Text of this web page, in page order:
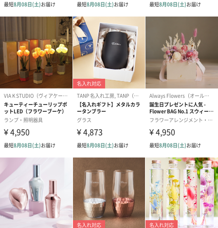
プリザーブドフラワー
ブーケ（ピンク）
（2,580円）
プリザーブドフラワー
ブーケ（ブルー）
（2,580円）
アミュレット
ク）（1,500
ぬいぐるみ
愛らしいぬいぐるみを同梱してお届けします。
誕生日・記念日・出産祝いなどのシーンにおすすめです。